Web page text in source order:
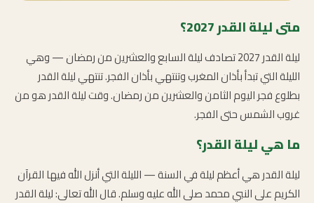
متى ليلة القدر 2027؟
ليلة القدر 2027 تصادف ليلة السابع والعشرين من رمضان — وهي
الليلة التي تبدأ بأذان المغرب وتنتهي بأذان الفجر. تنتهي ليلة القدر
بطلوع فجر اليوم الثامن والعشرين من رمضان. وقت ليلة القدر هو من
غروب الشمس حتى الفجر.
ما هي ليلة القدر؟
ليلة القدر هي أعظم ليلة في السنة — الليلة التي أنزل الله فيها القرآن
الكريم على النبي محمد صلى الله عليه وسلم. قال الله تعالى: ليلة القدر